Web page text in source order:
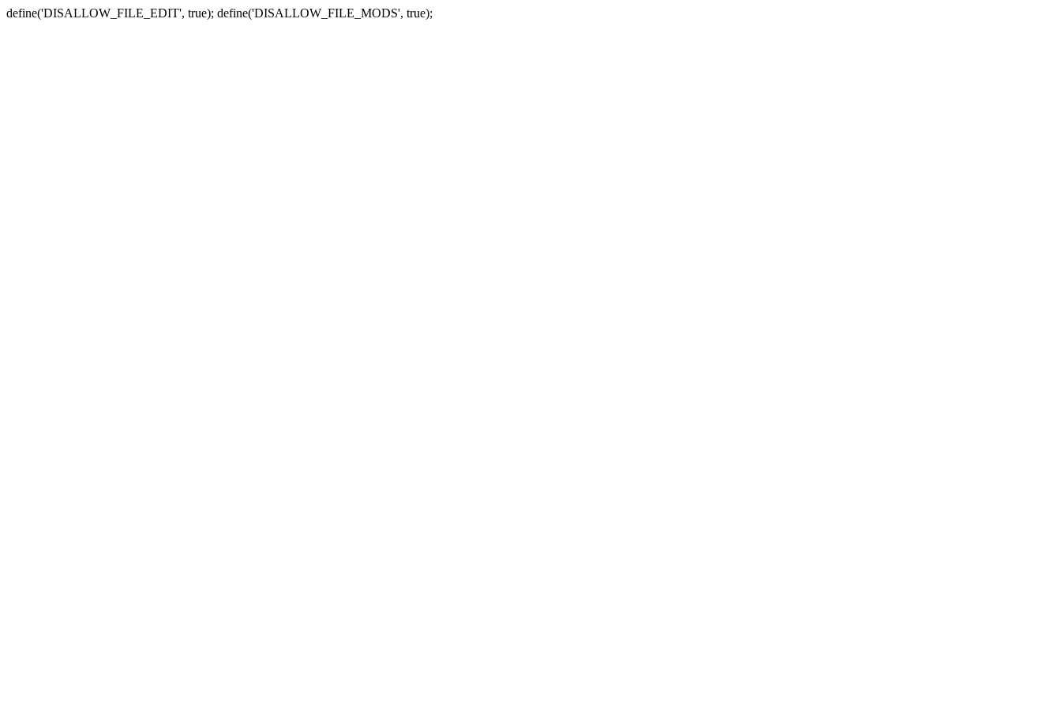
define('DISALLOW_FILE_EDIT', true); define('DISALLOW_FILE_MODS', true);